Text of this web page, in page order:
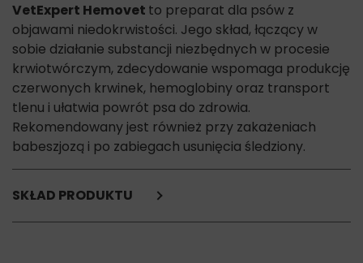
VetExpert Hemovet to preparat dla psów z
objawami niedokrwistości. Jego skład, łączący w
sobie działanie substancji niezbędnych w procesie
krwiotwórczym, zdecydowanie wspomaga produkcję
czerwonych krwinek, hemoglobiny oraz transport
tlenu i ułatwia powrót psa do zdrowia.
Rekomendowany jest również przy zakażeniach
babeszjozą i po zabiegach usunięcia śledziony.
SKŁAD PRODUKTU